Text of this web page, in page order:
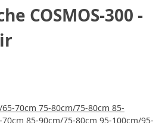
COSMOS-300 -
70cm 75-80cm/75-80cm 85-
85-90cm/75-80cm 95-100cm/95-